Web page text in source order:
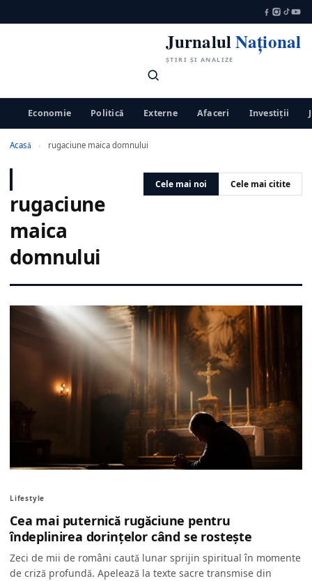
JurnalulNațional
ȘTIRI ȘI ANALIZE
Economie Politică Externe Afaceri Investiții
Acasă › rugaciune maica domnului
rugaciune
maica
domnului
Cele mai noi Cele mai citite
Lifestyle
Cea mai puternică rugăciune pentru
îndeplinirea dorințelor când se rostește
Zeci de mii de români caută lunar sprijin spiritual în momente
de criză profundă. Apelează la texte sacre transmise din